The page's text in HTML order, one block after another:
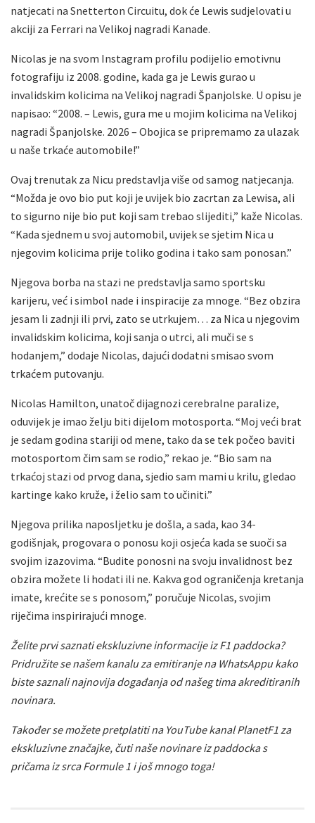
natjecati na Snetterton Circuitu, dok će Lewis sudjelovati u
akciji za Ferrari na Velikoj nagradi Kanade.
Nicolas je na svom Instagram profilu podijelio emotivnu
fotografiju iz 2008. godine, kada ga je Lewis gurao u
invalidskim kolicima na Velikoj nagradi Španjolske. U opisu je
napisao: “2008. – Lewis, gura me u mojim kolicima na Velikoj
nagradi Španjolske. 2026 – Obojica se pripremamo za ulazak
u naše trkaće automobile!”
Ovaj trenutak za Nicu predstavlja više od samog natjecanja.
“Možda je ovo bio put koji je uvijek bio zacrtan za Lewisa, ali
to sigurno nije bio put koji sam trebao slijediti,” kaže Nicolas.
“Kada sjednem u svoj automobil, uvijek se sjetim Nica u
njegovim kolicima prije toliko godina i tako sam ponosan.”
Njegova borba na stazi ne predstavlja samo sportsku
karijeru, već i simbol nade i inspiracije za mnoge. “Bez obzira
jesam li zadnji ili prvi, zato se utrkujem… za Nica u njegovim
invalidskim kolicima, koji sanja o utrci, ali muči se s
hodanjem,” dodaje Nicolas, dajući dodatni smisao svom
trkaćem putovanju.
Nicolas Hamilton, unatoč dijagnozi cerebralne paralize,
oduvijek je imao želju biti dijelom motosporta. “Moj veći brat
je sedam godina stariji od mene, tako da se tek počeo baviti
motosportom čim sam se rodio,” rekao je. “Bio sam na
trkaćoj stazi od prvog dana, sjedio sam mami u krilu, gledao
kartinge kako kruže, i želio sam to učiniti.”
Njegova prilika naposljetku je došla, a sada, kao 34-
godišnjak, progovara o ponosu koji osjeća kada se suoči sa
svojim izazovima. “Budite ponosni na svoju invalidnost bez
obzira možete li hodati ili ne. Kakva god ograničenja kretanja
imate, krećite se s ponosom,” poručuje Nicolas, svojim
riječima inspirirajući mnoge.
Želite prvi saznati ekskluzivne informacije iz F1 paddocka?
Pridružite se našem kanalu za emitiranje na WhatsAppu kako
biste saznali najnovija događanja od našeg tima akreditiranih
novinara.
Također se možete pretplatiti na YouTube kanal PlanetF1 za
ekskluzivne značajke, čuti naše novinare iz paddocka s
pričama iz srca Formule 1 i još mnogo toga!